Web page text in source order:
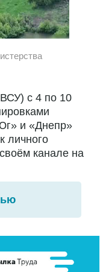
с 4 по 10
и «Днепр»
личного
канале на